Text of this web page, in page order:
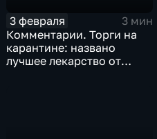
3 февраля
3 мин
Комментарии. Торги на
карантине: названо
лучшее лекарство от